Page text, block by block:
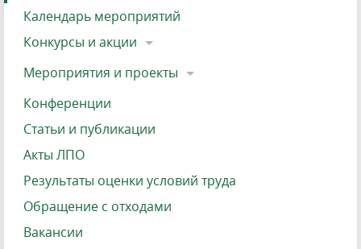
Календарь мероприятий
Конкурсы и акции
Мероприятия и проекты
Конференции
Статьи и публикации
Акты ЛПО
Результаты оценки условий труда
Обращение с отходами
Вакансии